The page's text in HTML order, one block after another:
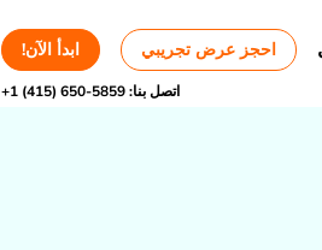
احجز عرض تجريبي ابدأ الآن!
اتصل بنا:+1 (415) 650-5859